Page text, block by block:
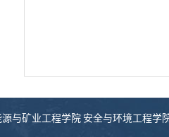
源与矿业工程学院 安全与环境工程学